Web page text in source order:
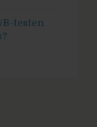
B-testen